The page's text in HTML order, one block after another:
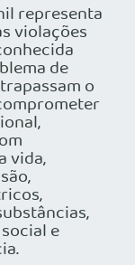
representa
violações
de
o
vida,
e